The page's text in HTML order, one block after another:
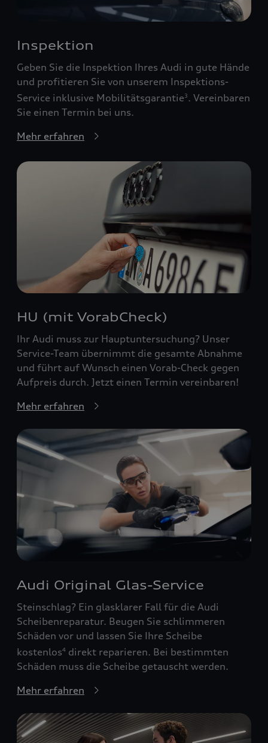
Inspektion
Geben Sie die Inspektion Ihres Audi in gute Hände
und profitieren Sie von unserem Inspektions-
Service inklusive Mobilitätsgarantie3 . Vereinbaren
Sie einen Termin bei uns.
Mehr erfahren
HU (mit VorabCheck)
Ihr Audi muss zur Hauptuntersuchung? Unser
Service-Team übernimmt die gesamte Abnahme
und führt auf Wunsch einen Vorab-Check gegen
Aufpreis durch. Jetzt einen Termin vereinbaren!
Mehr erfahren
Audi Original Glas-Service
Steinschlag? Ein glasklarer Fall für die Audi
Scheibenreparatur. Beugen Sie schlimmeren
Schäden vor und lassen Sie Ihre Scheibe
kostenlos4 direkt reparieren. Bei bestimmten
Schäden muss die Scheibe getauscht werden.
Mehr erfahren